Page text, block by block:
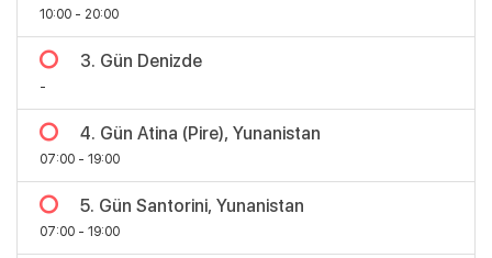
10:00 - 20:00
3. Gün Denizde
-
4. Gün Atina (Pire), Yunanistan
07:00 - 19:00
5. Gün Santorini, Yunanistan
07:00 - 19:00